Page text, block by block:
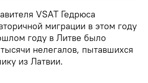
VSAT Гедрюса
миграции в этом году
году в Литве было
нелегалов, пытавшихся
из Латвии.